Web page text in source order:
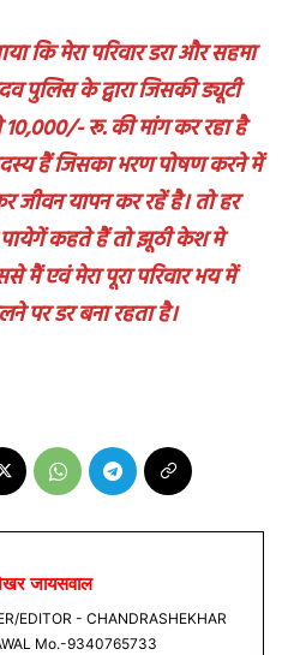
कि मेरा परिवार डरा और सहमा
के द्वारा जिसकी ड्यूटी
10,000/- रू. की मांग कर रहा है
हैं जिसका भरण पोषण करने में
जीवन यापन कर रहें है। तो हर
कहते हैं तो झूठी केश मे
मैं एवं मेरा पूरा परिवार भय में
पर डर बना रहता है।
जायसवाल
EDITOR - CHANDRASHEKHAR
Mo.-9340765733